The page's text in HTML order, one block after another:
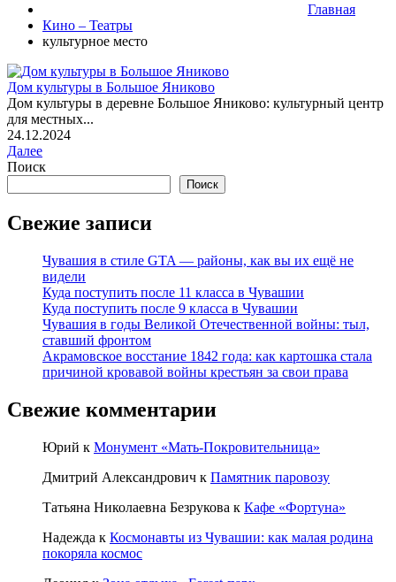
Главная
Кино – Театры
культурное место
Дом культуры в Большое Яниково
Дом культуры в деревне Большое Яниково: культурный центр
для местных...
24.12.2024
Далее
Поиск
Поиск
Свежие записи
Чувашия в стиле GTA — районы, как вы их ещё не
видели
Куда поступить после 11 класса в Чувашии
Куда поступить после 9 класса в Чувашии
Чувашия в годы Великой Отечественной войны: тыл,
ставший фронтом
Акрамовское восстание 1842 года: как картошка стала
причиной кровавой войны крестьян за свои права
Свежие комментарии
Юрий к Монумент «Мать-Покровительница»
Дмитрий Александрович к Памятник паровозу
Татьяна Николаевна Безрукова к Кафе «Фортуна»
Надежда к Космонавты из Чувашии: как малая родина
покоряла космос